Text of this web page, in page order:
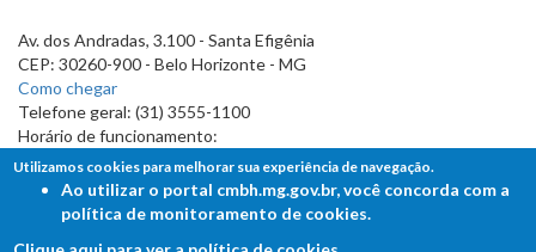
Av. dos Andradas, 3.100 - Santa Efigênia
CEP: 30260-900 - Belo Horizonte - MG
Como chegar
Telefone geral: (31) 3555-1100
Horário de funcionamento:
7h às 19h
Utilizamos cookies para melhorar sua experiência de navegação.
Ao utilizar o portal cmbh.mg.gov.br, você concorda com a
política de monitoramento de cookies.